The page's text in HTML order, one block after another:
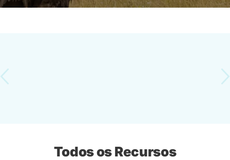
Todos os Recursos